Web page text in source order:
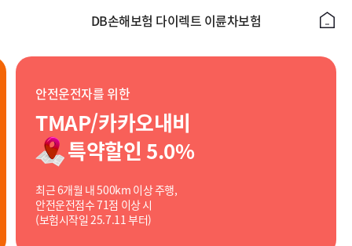
DB손해보험 다이렉트 이륜차보험
안전운전자를 위한
TMAP/카카오내비
특약할인 5.0%
최근 6개월 내 500km 이상 주행,
안전운전점수 71점 이상 시
(보험시작일 25.7.11 부터)